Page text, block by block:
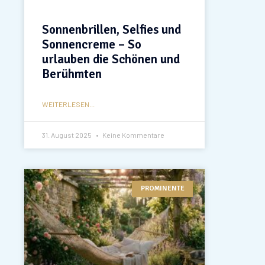
Sonnenbrillen, Selfies und
Sonnencreme – So
urlauben die Schönen und
Berühmten
WEITERLESEN...
31. August 2025 Keine Kommentare
PROMINENTE